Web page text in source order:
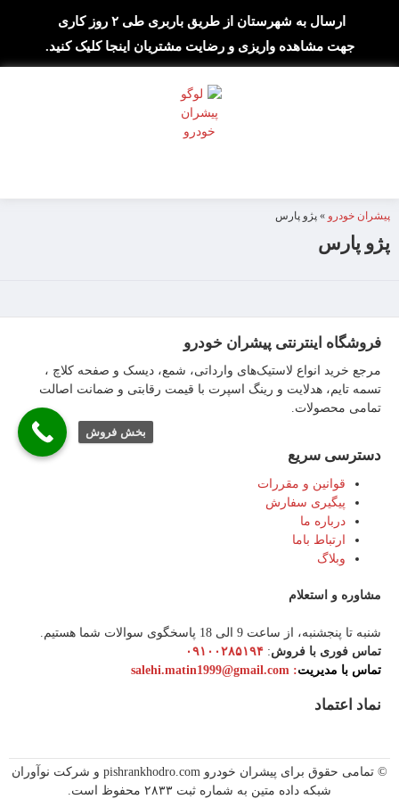
ارسال به شهرستان از طریق باربری طی ۲ روز کاری
جهت مشاهده واریزی و رضایت مشتریان اینجا کلیک کنید.
پیشران خودرو » پژو پارس
پژو پارس
فروشگاه اینترنتی پیشران خودرو
مرجع خرید انواع لاستیک‌های وارداتی، شمع، دیسک و صفحه کلاچ ،
تسمه تایم، هدلایت و رینگ اسپرت با قیمت رقابتی و ضمانت اصالت
تمامی محصولات.
دسترسی سریع
قوانین و مقررات
پیگیری سفارش
درباره ما
ارتباط باما
وبلاگ
مشاوره و استعلام
شنبه تا پنجشنبه، از ساعت 9 الی 18 پاسخگوی سوالات شما هستیم.
تماس فوری با فروش: ۰۹۱۰۰۲۸۵۱۹۴
تماس با مدیریت:‌ salehi.matin1999@gmail.com
نماد اعتماد
© تمامی حقوق برای پیشران خودرو pishrankhodro.com و شرکت نوآوران
شبکه داده متین به شماره ثبت ۲۸۳۳ محفوظ است.
بخش فروش